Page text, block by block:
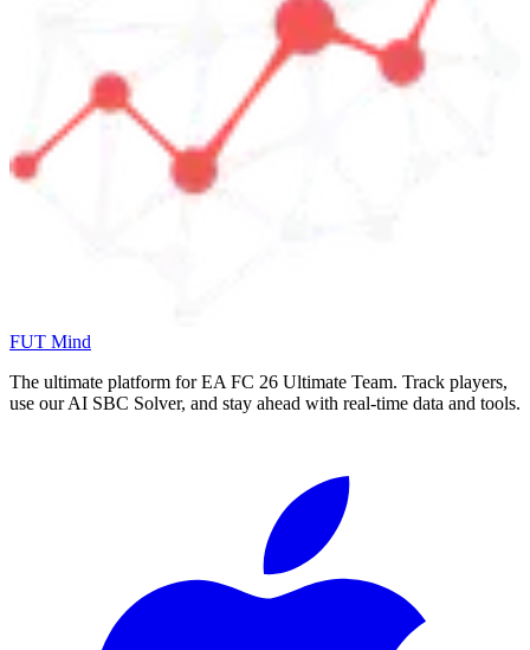
FUT Mind
The ultimate platform for EA FC 26 Ultimate Team. Track players,
use our AI SBC Solver, and stay ahead with real-time data and tools.